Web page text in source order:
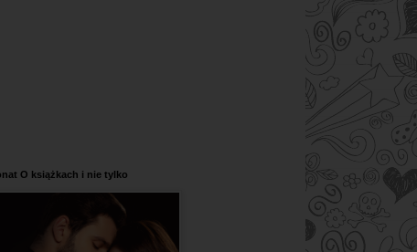
O książkach i nie tylko